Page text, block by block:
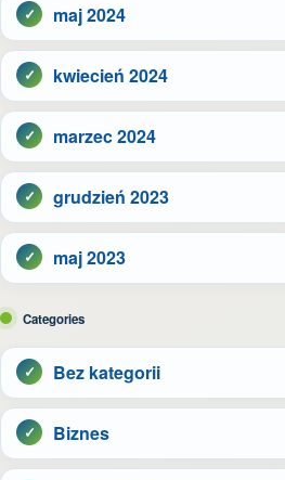
maj 2024
kwiecień 2024
marzec 2024
grudzień 2023
maj 2023
Categories
Bez kategorii
Biznes